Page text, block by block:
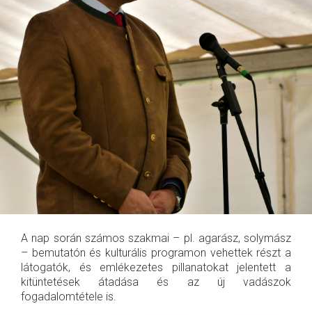
A nap során számos szakmai – pl. agarász, solymász
– bemutatón és kulturális programon vehettek részt a
látogatók, és emlékezetes pillanatokat jelentett a
kitüntetések átadása és az új vadászok
fogadalomtétele is.